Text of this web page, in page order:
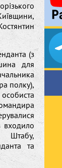
(з
для
полку),
входило
Штабу,
та